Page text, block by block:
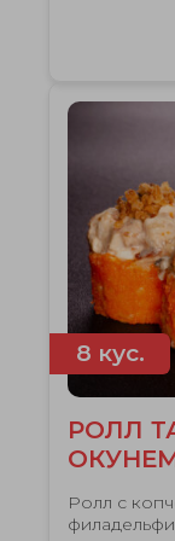
8 кус.
РОЛЛ
Ролл с